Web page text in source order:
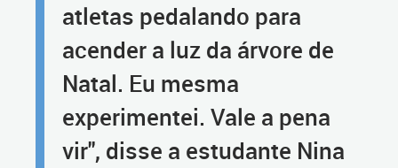
atletas pedalando para
acender a luz da árvore de
Natal. Eu mesma
experimentei. Vale a pena
vir", disse a estudante Nina